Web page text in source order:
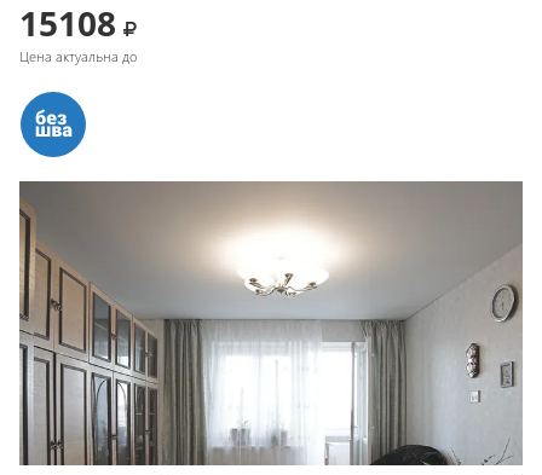
15108
Цена актуальна до